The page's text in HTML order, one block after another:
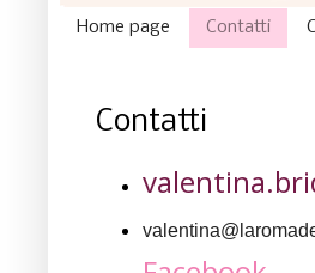
Home page Contatti
Contatti